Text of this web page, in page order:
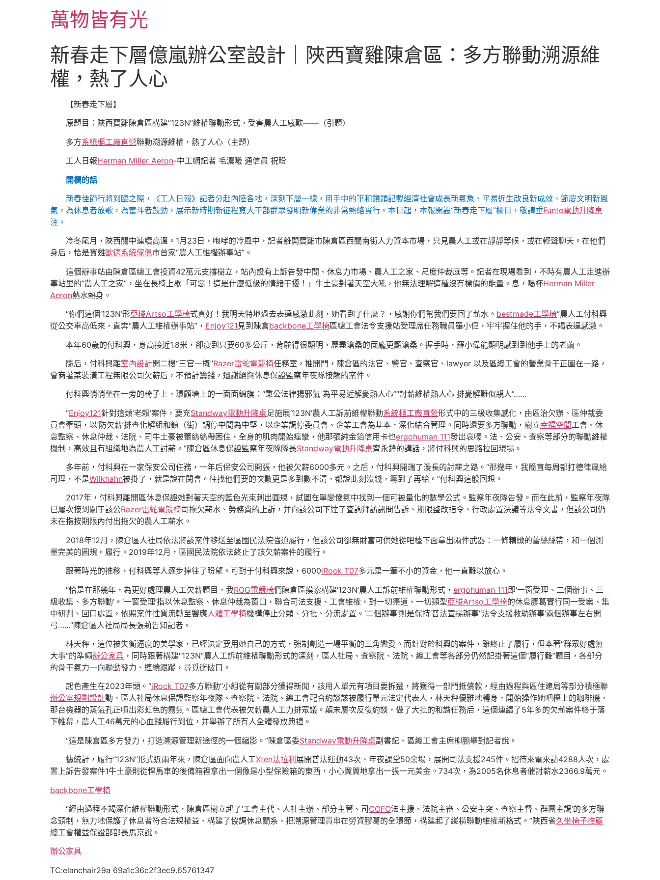
萬物皆有光
新春走下層億嵐辦公室設計｜陜西寶雞陳倉區：多方聯動溯源維
權，熱了人心
【新春走下層】
原題目：陜西寶雞陳倉區構建“123N”維權聯動形式，受害農人工感歎——（引題）
多方系統櫃工廠直營聯動溯源維權，熱了人心（主題）
工人日報Herman Miller Aeron-中工網記者 毛濃曦 通信員 祝盼
開欄的話
新春佳節行將到臨之際，《工人日報》記者分赴內陸各地，深刻下層一線，用手中的筆和鏡頭記載經濟社會成長新氣象、平易近生改良新成效、節慶文明新風
氣，為休息者放歌，為奮斗者鼓勁，展示新時期新征程寬大干部群眾發明新偉業的非常熱絡實行。本日起，本報開設“新春走下層”欄目，敬請垂Funte電動升降桌
注。
冷冬尾月，陜西關中連續高溫。1月23日，咆哮的冷風中，記者離開寶雞市陳倉區西關南街人力資本市場，只見農人工或在靜靜等候，或在輕聲聊天。在他們
身后，恰是寶雞歐德系統傢俱市首家“農人工維權辦事站”。
這個辦事站由陳倉區總工會投資42萬元支撐樹立，站內設有上訴告發中間、休息力市場、農人工之家、尺度仲裁庭等。記者在現場看到，不時有農人工走進辦
事站里的“農人工之家”，坐在長椅上歇「可惡！這是什麼低級的情緒干擾！」牛土豪對著天空大吼，他無法理解這種沒有標價的能量。息，喝杯Herman Miller
Aeron熱水熱身。
“你們這個‘123N’形亞梭Artso工學椅式真好！我明天特地過去表達感激此刻，她看到了什麼？，感謝你們幫我們要回了薪水。 bestmade工學椅”農人工付科興
從公交車高低來，直奔“農人工維權辦事站”， Enjoy121 見到陳倉backbone工學椅區總工會法令支援站受理席任務職員羅小偉，牢牢握住他的手，不竭表達感激。
本年60歲的付科興，身高接近1.8米，卻瘦到只要60多公斤，背駝得很顯明，歷盡滄桑的面龐更顯滄桑。握手時，羅小偉能顯明感到到他手上的老繭。
隨后，付科興離室內設計開二樓“三官一概”Razer雷蛇電競椅任務室，推開門，陳倉區的法官、警官、查察官、lawyer 以及區總工會的營業骨干正圍在一路，
會商著某裝潢工程無限公司欠薪后，不預計籌錢，還謝絕與休息保證監察年夜隊接觸的案件。
付科興悄悄坐在一旁的椅子上，環顧墻上的一面面錦旗：“秉公法律揚邪氣 為平易近解憂熱人心”“討薪維權熱人心 排憂解難似親人”……
“Enjoy121針對這類‘老賴’案件，要充Standway電動升降桌足施展‘123N’農人工訴前維權聯動系統櫃工廠直營形式中的三級收集感化，由區治欠辦、區仲裁委
員會牽頭，以‘防欠薪’排查化解組和鎮（街）調停中間為中堅，以企業調停委員會、企業工會為基本，深化結合管理。同時還要多方聯動，樹立幸福空間工會、休
息監察、休息仲裁、法院、司牛土豪被蕾絲絲帶困住，全身的肌肉開始痙攣，他那張純金箔信用卡也ergohuman 111發出哀嚎。法、公安、查察等部分的聯動維權
機制，高效且有組織地為農人工討薪。”陳倉區休息保證監察年夜隊隊長Standway電動升降桌齊永鋒的講話，將付科興的思路拉回現場。
多年前，付科興在一家保安公司任務，一年后保安公司開張，他被欠薪6000多元。之后，付科興開端了漫長的討薪之路。“那幾年，我簡直每周都打德律風給
司理，不是Wilkhahn被掛了，就是說在閉會。往找他們要的次數更是多到數不清，都說此刻沒錢，籌到了再給。”付科興這般回想。
2017年，付科興離開區休息保證她對著天空的藍色光束刺出圓規，試圖在單戀傻氣中找到一個可被量化的數學公式。監察年夜隊告發。而在此前，監察年夜隊
已屢次接到關于該公Razer雷蛇電競椅司拖欠薪水、勞務費的上訴，并向該公司下達了查詢拜訪訊問告訴、期限整改指令、行政處置決議等法令文書，但該公司仍
未在指按期限內付出拖欠的農人工薪水。
2018年12月，陳倉區人社局依法將該案件移送至區國民法院強迫履行，但該公司卻無財富可供她從吧檯下面拿出兩件武器：一條精緻的蕾絲絲帶，和一個測
量完美的圓規。履行。2019年12月，區國民法院依法終止了該欠薪案件的履行。
跟著時光的推移，付科興等人逐步掉往了盼望。可對于付科興來說，6000iRock T07多元是一筆不小的資金，他一直難以放心。
“恰是在那幾年，為更好處理農人工欠薪題目，我ROG電競椅們陳倉區摸索構建‘123N’農人工訴前維權聯動形式， ergohuman 111即‘一窗受理、二個辦事、三
級收集、多方聯動’。‘一窗受理’指以休息監察、休息仲裁為窗口，聯合司法支援、工會維權，對一切渠道、一切類型亞梭Artso工學椅的休息膠葛實行同一受案、集
中研判、回口處置，依照案件性質流轉至響應人體工學椅機構停止分類、分批、分流處置。‘二個辦事’則是保持‘普法宣揚辦事’‘法令支援救助辦事’兩個辦事左右開
弓……”陳倉區人社局局長張莉告知記者。
林天秤，這位被失衡逼瘋的美學家，已經決定要用她自己的方式，強制創造一場平衡的三角戀愛。而針對於科興的案件，雖終止了履行，但本著“群眾好處無
大事”的準繩辦公家具 ，同時跟著構建“123N”農人工訴前維權聯動形式的深刻，區人社局、查察院、法院、總工會等各部分仍然記掛著這個“履行難”題目，各部分
的骨干氣力一向聯動發力、連續跟蹤，尋覓衝破口。
起色產生在2023年頭。“iRock T07多方聯動”小組從有關部分獲得新聞，該用人單元有項目要拆遷，將獲得一部門抵償款，經由過程與區住建局等部分積極聯
辦公室規劃設計動，區人社局休息保證監察年夜隊、查察院、法院、總工會配合約談該被履行單元法定代表人，林天秤優雅地轉身，開始操作她吧檯上的咖啡機，
那台機器的蒸氣孔正噴出彩虹色的霧氣。區總工會代表被欠薪農人工力排眾議。顛末屢次反復約談，做了大批的和諧任務后，這個連續了5年多的欠薪案件終于落
下帷幕，農人工46萬元的心血錢履行到位，并舉辦了所有人全體發放典禮。
“這是陳倉區多方發力，打造溯源管理新途徑的一個縮影。”陳倉區委Standway電動升降桌副書記、區總工會主席柳鵬舉對記者說。
據統計，履行“123N”形式近兩年來，陳倉區面向農人工Xten法拉利 展開普法運動43次、年夜課堂50余場，展開司法支援245件。招待來電來訪4288人次，處
置上訴告發案件1牛土豪則從悍馬車的後備箱裡拿出一個像是小型保險箱的東西，小心翼翼地拿出一張一元美金。734次，為2005名休息者催討薪水2366.9萬元。
backbone工學椅
“經由過程不竭深化維權聯動形式，陳倉區樹立起了‘工會主代、人社主辦、部分主管、司COFO法主援、法院主審、公安主突、查察主督、群團主調’的多方聯
念頭制，無力地保護了休息者符合法規權益、構建了協調休息關系，把溯源管理貫串在勞資膠葛的全環節，構建起了縱橫聯動維權新格式。”陜西省久坐椅子推薦
總工會權益保證部部長馬京說。
辦公家具
TC:elanchair29a 69a1c36c2f3ec9.65761347